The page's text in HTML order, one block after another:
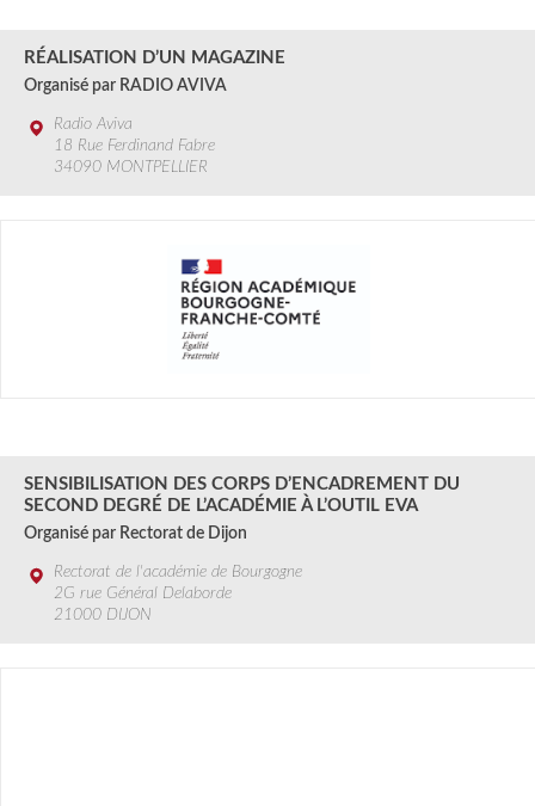
RÉALISATION D’UN MAGAZINE
Organisé par RADIO AVIVA
Radio Aviva
18 Rue Ferdinand Fabre
34090 MONTPELLIER
SENSIBILISATION DES CORPS D’ENCADREMENT DU
SECOND DEGRÉ DE L’ACADÉMIE À L’OUTIL EVA
Organisé par Rectorat de Dijon
Rectorat de l'académie de Bourgogne
2G rue Général Delaborde
21000 DIJON